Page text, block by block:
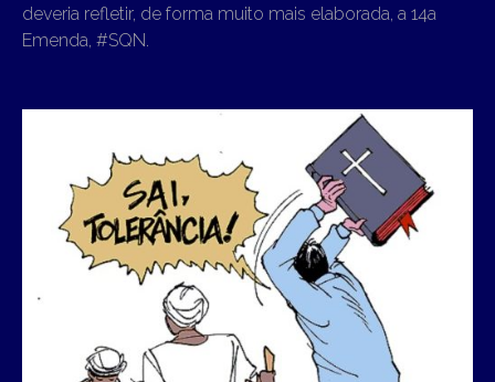
deveria refletir, de forma muito mais elaborada, a 14a
Emenda, #SQN.